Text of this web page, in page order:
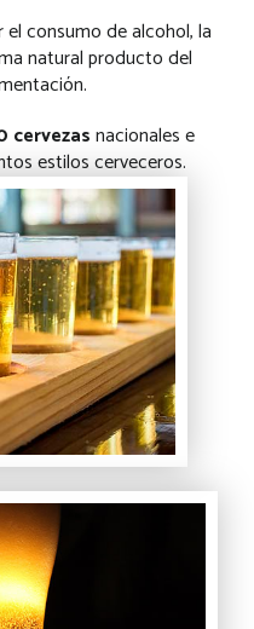
consumo de alcohol, la
natural producto del
cervezasnacionales e
estilos cerveceros.